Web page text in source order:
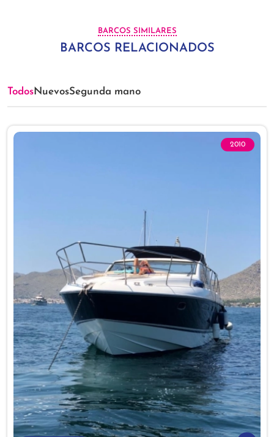
BARCOS SIMILARES
BARCOS RELACIONADOS
TodosNuevosSegunda mano
2010